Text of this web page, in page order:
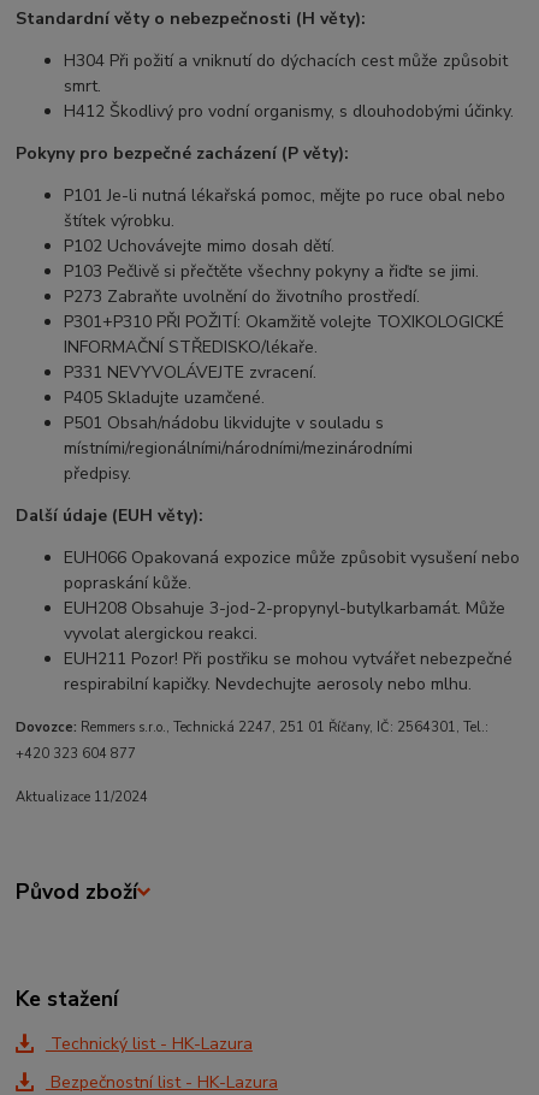
Standardní věty o nebezpečnosti (H věty):
H304 Při požití a vniknutí do dýchacích cest může způsobit
smrt.
H412 Škodlivý pro vodní organismy, s dlouhodobými účinky.
Pokyny pro bezpečné zacházení (P věty):
P101 Je-li nutná lékařská pomoc, mějte po ruce obal nebo
štítek výrobku.
P102 Uchovávejte mimo dosah dětí.
P103 Pečlivě si přečtěte všechny pokyny a řiďte se jimi.
P273 Zabraňte uvolnění do životního prostředí.
P301+P310 PŘI POŽITÍ: Okamžitě volejte TOXIKOLOGICKÉ
INFORMAČNÍ STŘEDISKO/lékaře.
P331 NEVYVOLÁVEJTE zvracení.
P405 Skladujte uzamčené.
P501 Obsah/nádobu likvidujte v souladu s
místními/regionálními/národními/mezinárodními
předpisy.
Další údaje (EUH věty):
EUH066 Opakovaná expozice může způsobit vysušení nebo
popraskání kůže.
EUH208 Obsahuje 3-jod-2-propynyl-butylkarbamát. Může
vyvolat alergickou reakci.
EUH211 Pozor! Při postřiku se mohou vytvářet nebezpečné
respirabilní kapičky. Nevdechujte aerosoly nebo mlhu.
Dovozce: Remmers s.r.o., Technická 2247, 251 01 Říčany, IČ: 2564301, Tel.:
+420 323 604 877
Aktualizace 11/2024
Původ zboží
Ke stažení
Technický list - HK-Lazura
Bezpečnostní list - HK-Lazura